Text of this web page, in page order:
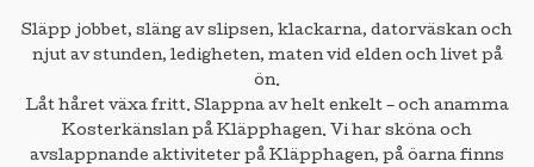
Släpp jobbet, släng av slipsen, klackarna, datorväskan och
njut av stunden, ledigheten, maten vid elden och livet på
ön.
Låt håret växa fritt. Slappna av helt enkelt – och anamma
Kosterkänslan på Kläpphagen. Vi har sköna och
avslappnande aktiviteter på Kläpphagen, på öarna finns